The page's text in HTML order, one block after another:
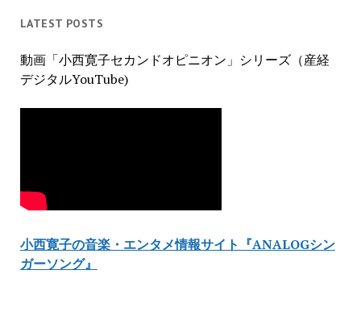
LATEST POSTS
動画「小西寛子セカンドオピニオン」シリーズ（産経
デジタルYouTube)
小西寛子の音楽・エンタメ情報サイト『ANALOGシン
ガーソング』